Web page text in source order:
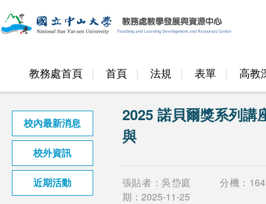
教務處首頁 首頁 法規 表單 高教
邁頂計畫
校內最新消息
校外資訊
近期活動
2025 諾貝爾獎系列
與
張貼者：吳岱庭 分機：
期： 2025-11-25